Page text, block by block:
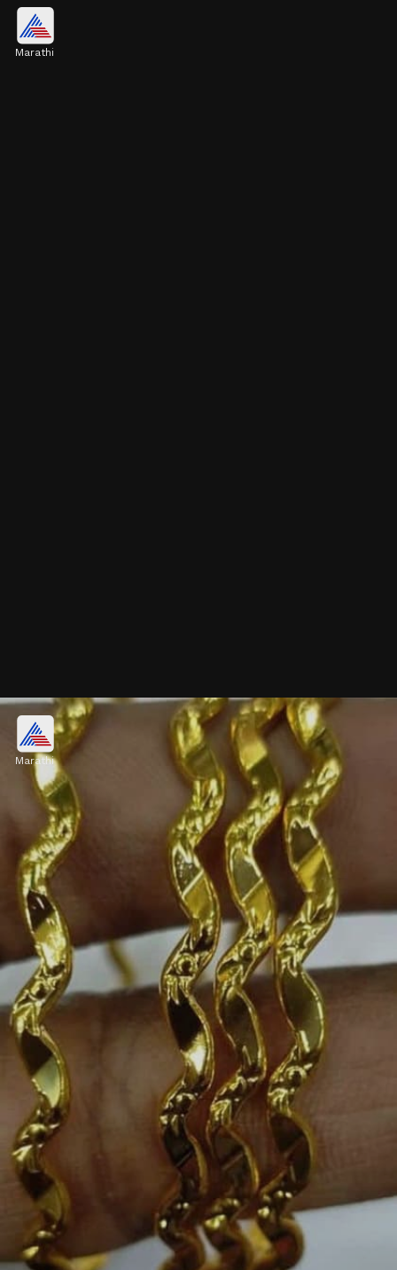
Marathi
६ स्टेनलेस स्टीलच्या बांगड्या
आपण कमी पैशांमध्ये ६ स्टेनलेस स्टिलच्या बांगड्या खरेदी करू
शकणार आहेत. हे आपण विविध डिझाईनमध्ये खरेदी करू शकणार
आहेत.
Image credits: Instagram
Marathi